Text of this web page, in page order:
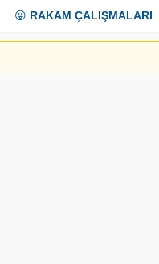
😜 RAKAM ÇALIŞMALARI